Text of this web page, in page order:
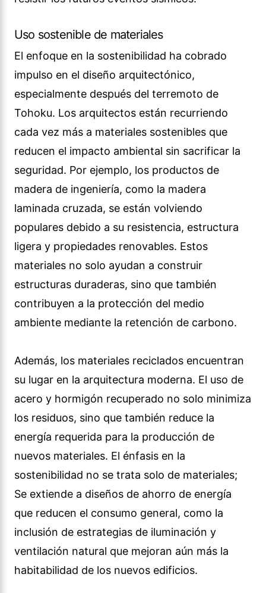
Uso sostenible de materiales
El enfoque en la sostenibilidad ha cobrado
impulso en el diseño arquitectónico,
especialmente después del terremoto de
Tohoku. Los arquitectos están recurriendo
cada vez más a materiales sostenibles que
reducen el impacto ambiental sin sacrificar la
seguridad. Por ejemplo, los productos de
madera de ingeniería, como la madera
laminada cruzada, se están volviendo
populares debido a su resistencia, estructura
ligera y propiedades renovables. Estos
materiales no solo ayudan a construir
estructuras duraderas, sino que también
contribuyen a la protección del medio
ambiente mediante la retención de carbono.
Además, los materiales reciclados encuentran
su lugar en la arquitectura moderna. El uso de
acero y hormigón recuperado no solo minimiza
los residuos, sino que también reduce la
energía requerida para la producción de
nuevos materiales. El énfasis en la
sostenibilidad no se trata solo de materiales;
Se extiende a diseños de ahorro de energía
que reducen el consumo general, como la
inclusión de estrategias de iluminación y
ventilación natural que mejoran aún más la
habitabilidad de los nuevos edificios.